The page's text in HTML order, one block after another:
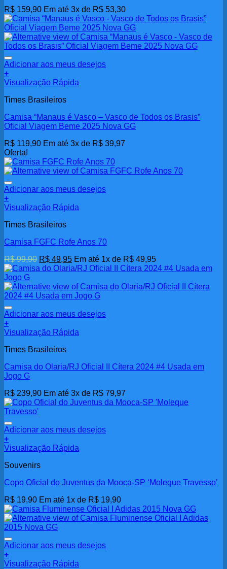
R$ 159,90 Em até 3x de R$ 53,30
Adicionar aos meus desejos
+
Visualização Rápida
Times Brasileiros
Camisa “Manaus é Vasco – Vasco de Todos os Brasis”
Oficial Viagem Beme 2025 Nova GG
R$ 119,90 Em até 3x de R$ 39,97
Oferta!
Adicionar aos meus desejos
+
Este
tem
variantes.
opções
podem
ser
escolhidas
na
página
do
produto
Visualização Rápida
Times Brasileiros
Camisa FGFC Rofe Anos 70
R$99,90 O
preço
era:
R$ 99,90.
R$ 49,95O
preço
é:
R$ 49,95.
Em até 1x de R$ 49,95
Adicionar aos meus desejos
+
Visualização Rápida
Times Brasileiros
Camisa do Olaria/RJ Oficial II Cítera 2024 #4 Usada em
Jogo G
R$ 239,90 Em até 3x de R$ 79,97
Adicionar aos meus desejos
+
Visualização Rápida
Souvenirs
Copo Oficial do Juventus da Mooca-SP ‘Moleque Travesso’
R$ 19,90 Em até 1x de R$ 19,90
Adicionar aos meus desejos
+
Visualização Rápida